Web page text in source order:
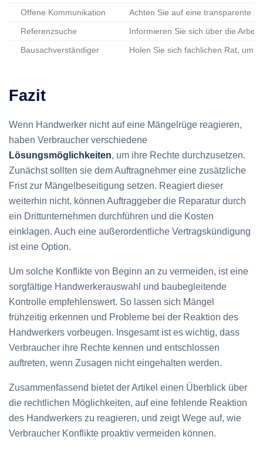
Offene Kommunikation Achten Sie auf eine transparente
Referenzsuche Informieren Sie sich über die
Bausachverständiger Holen Sie sich fachlichen Rat, um
Fazit
Wenn Handwerker nicht auf eine Mängelrüge reagieren,
haben Verbraucher verschiedene
Lösungsmöglichkeiten, um ihre Rechte durchzusetzen.
Zunächst sollten sie dem Auftragnehmer eine zusätzliche
Frist zur Mängelbeseitigung setzen. Reagiert dieser
weiterhin nicht, können Auftraggeber die Reparatur durch
ein Drittunternehmen durchführen und die Kosten
einklagen. Auch eine außerordentliche Vertragskündigung
ist eine Option.
Um solche Konflikte von Beginn an zu vermeiden, ist eine
sorgfältige Handwerkerauswahl und baubegleitende
Kontrolle empfehlenswert. So lassen sich Mängel
frühzeitig erkennen und Probleme bei der Reaktion des
Handwerkers vorbeugen. Insgesamt ist es wichtig, dass
Verbraucher ihre Rechte kennen und entschlossen
auftreten, wenn Zusagen nicht eingehalten werden.
Zusammenfassend bietet der Artikel einen Überblick über
die rechtlichen Möglichkeiten, auf eine fehlende Reaktion
des Handwerkers zu reagieren, und zeigt Wege auf, wie
Verbraucher Konflikte proaktiv vermeiden können.